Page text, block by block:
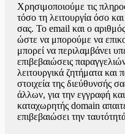
Χρησιμοποιούμε τις
τόσο τη λειτουργία όσο
σας. Το email και ο
ώστε να μπορούμε να
μπορεί να περιλαμβάνει
επιβεβαιώσεις
λειτουργικά ζητήματα
στοιχεία της διεύθυνσής
άλλων, για την εγγραφή
καταχωρητής domain
επιβεβαιώσει την